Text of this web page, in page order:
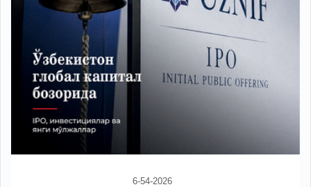
6-54-2026